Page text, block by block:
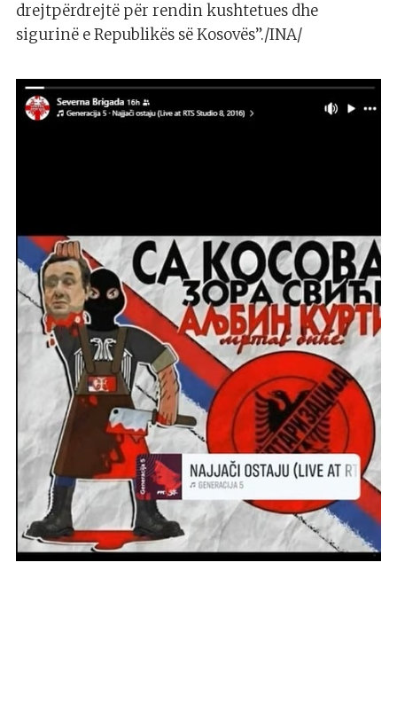
drejtpërdrejtë për rendin kushtetues dhe
sigurinë e Republikës së Kosovës”./INA/